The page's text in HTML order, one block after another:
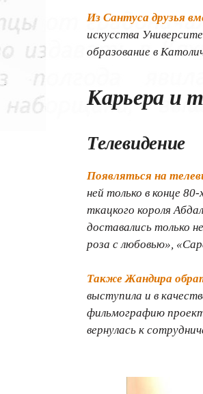
Из Сантуса друзья
искусства
образование в
Карьера и
Телевидение
Появляться на
ней только в конце
ткацкого короля
доставались только
роза с любовью»,
Также Жандира
выступила и в
фильмографию
вернулась к